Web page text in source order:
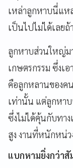
เหล่าลูกหาบนี่แห
เป็นไปไม่ได้เลย
ลูกหาบส่วนใหญ่ม
เกษตรกรรม ซึ่งเ
คือลูกหลานของค
เท่านั้น แต่ลูกหาบ
ซึ่งไม่ได้คุ้นกับทา
สูง งานที่หนักหน่ว
แบกหามยิ่งกว่าสั